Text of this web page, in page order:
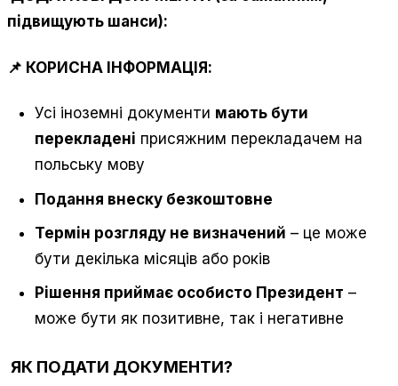
підвищують шанси):
📌 КОРИСНА ІНФОРМАЦІЯ:
Усі іноземні документи мають бути
перекладені присяжним перекладачем на
польську мову
Подання внеску безкоштовне
Термін розгляду не визначений – це може
бути декілька місяців або років
Рішення приймає особисто Президент –
може бути як позитивне, так і негативне
ЯК ПОДАТИ ДОКУМЕНТИ?